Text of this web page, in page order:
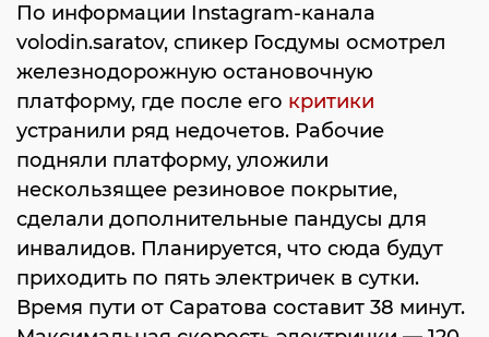
По информации Instagram-канала
volodin.saratov, спикер Госдумы осмотрел
железнодорожную остановочную
платформу, где после его критики
устранили ряд недочетов. Рабочие
подняли платформу, уложили
нескользящее резиновое покрытие,
сделали дополнительные пандусы для
инвалидов. Планируется, что сюда будут
приходить по пять электричек в сутки.
Время пути от Саратова составит 38 минут.